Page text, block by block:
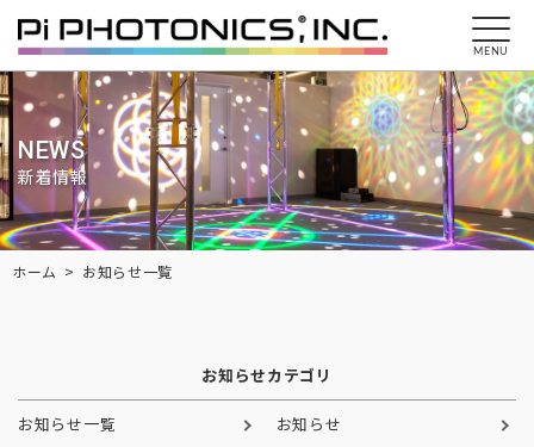
MENU
NEWS
新着情報
Breadcrumbs
ホーム お知らせ一覧
お知らせカテゴリ
お知らせ一覧 お知らせ